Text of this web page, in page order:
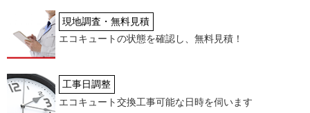
現地調査・無料見積
エコキュートの状態を確認し、無料見積！
工事日調整
エコキュート交換工事可能な日時を伺います